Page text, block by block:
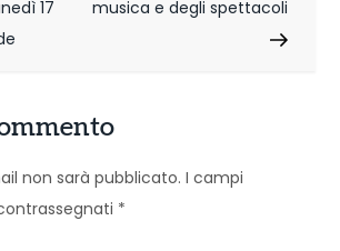
17
musica e degli spettacoli
non sarà pubblicato. I campi
*